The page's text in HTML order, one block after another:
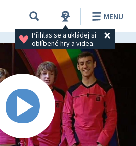
Přihlas se a ukládej si
oblíbené hry a videa.
MENU